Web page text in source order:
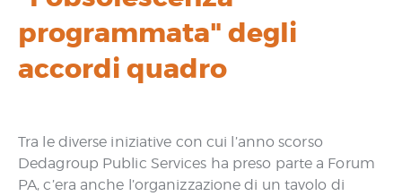
programmata" degli
accordi quadro
Tra le diverse iniziative con cui l’anno scorso
Dedagroup Public Services ha preso parte a Forum
PA, c’era anche l’organizzazione di un tavolo di